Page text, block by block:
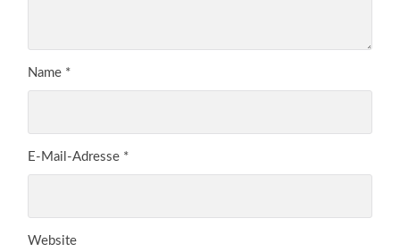
Name *
E-Mail-Adresse *
Website